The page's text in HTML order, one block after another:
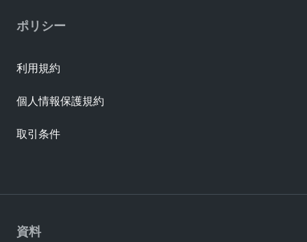
資料
ポリシー
利用規約
個人情報保護規約
取引条件